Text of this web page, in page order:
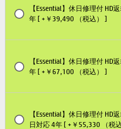
【Essential】休日修理付 HD
年 [ +￥39,490 （税込） ]
【Essential】休日修理付 HD
年 [ +￥67,100 （税込） ]
【Essential】休日修理付 HD
日対応 4年 [ +￥55,330 （税